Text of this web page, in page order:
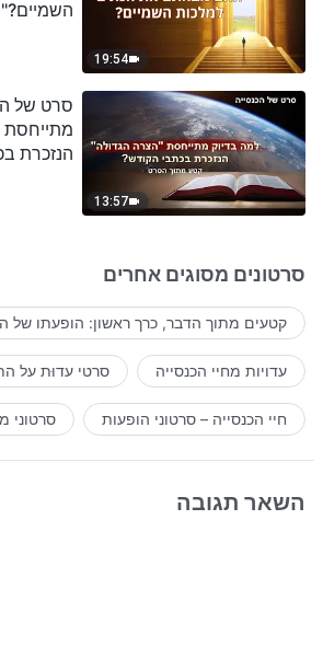
19:54
השמיים?"
13:57
סרט של
מתייחסת
הנזכרת
סרטונים מסוגים אחרים
קטעים מתוך הדבר, כרך ראשון: הופעתו של
עדויות מחיי הכנסייה סרטי עדוּת על
חיי הכנסייה – סרטוני הופעות סרטוני
השאר תגובה